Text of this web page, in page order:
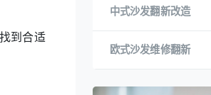
到合适
中式沙发翻新改造
欧式沙发维修翻新